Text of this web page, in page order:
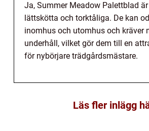
Ja, Summer Meadow Palettblad
lättskötta och torktåliga. De kan
inomhus och utomhus och kräver
underhåll, vilket gör dem till en
för nybörjare trädgårdsmästare.
Läs fler inlägg